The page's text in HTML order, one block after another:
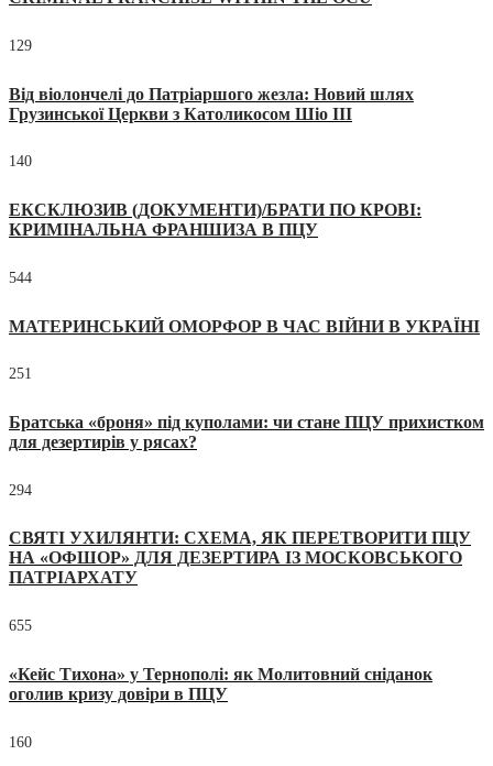
129
Від віолончелі до Патріаршого жезла: Новий шлях
Грузинської Церкви з Католикосом Шіо III
140
ЕКСКЛЮЗИВ (ДОКУМЕНТИ)/БРАТИ ПО КРОВІ:
КРИМІНАЛЬНА ФРАНШИЗА В ПЦУ
544
МАТЕРИНСЬКИЙ ОМОРФОР В ЧАС ВІЙНИ В УКРАЇНІ
251
Братська «броня» під куполами: чи стане ПЦУ прихистком
для дезертирів у рясах?
294
СВЯТІ УХИЛЯНТИ: СХЕМА, ЯК ПЕРЕТВОРИТИ ПЦУ
НА «ОФШОР» ДЛЯ ДЕЗЕРТИРА ІЗ МОСКОВСЬКОГО
ПАТРІАРХАТУ
655
«Кейс Тихона» у Тернополі: як Молитовний сніданок
оголив кризу довіри в ПЦУ
160